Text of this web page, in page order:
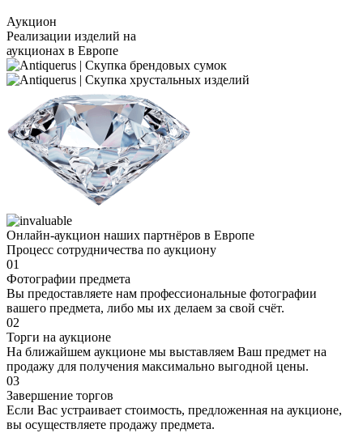
Аукцион
Реализации изделий на
аукционах в Европе
Онлайн-аукцион наших партнёров в Европе
Процесс сотрудничества по аукциону
01
Фотографии предмета
Вы предоставляете нам профессиональные фотографии
вашего предмета, либо мы их делаем за свой счёт.
02
Торги на аукционе
На ближайшем аукционе мы выставляем Ваш предмет на
продажу для получения максимально выгодной цены.
03
Завершение торгов
Если Вас устраивает стоимость, предложенная на аукционе,
вы осуществляете продажу предмета.